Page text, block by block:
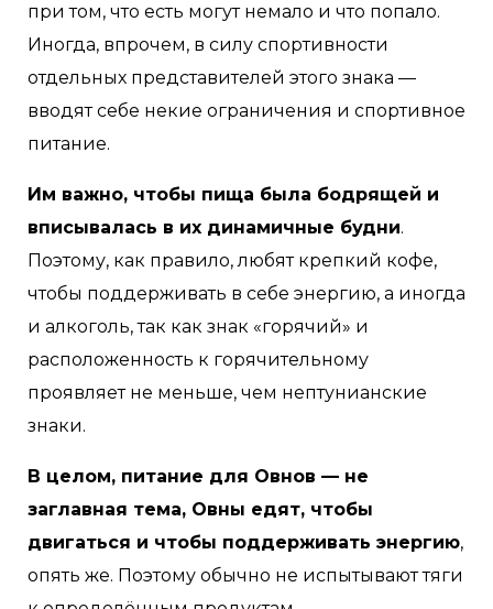
при том, что есть могут немало и что попало.
Иногда, впрочем, в силу спортивности
отдельных представителей этого знака —
вводят себе некие ограничения и спортивное
питание.
Им важно, чтобы пища была бодрящей и
вписывалась в их динамичные будни.
Поэтому, как правило, любят крепкий кофе,
чтобы поддерживать в себе энергию, а иногда
и алкоголь, так как знак «горячий» и
расположенность к горячительному
проявляет не меньше, чем нептунианские
знаки.
В целом, питание для Овнов — не
заглавная тема, Овны едят, чтобы
двигаться и чтобы поддерживать энергию,
опять же. Поэтому обычно не испытывают тяги